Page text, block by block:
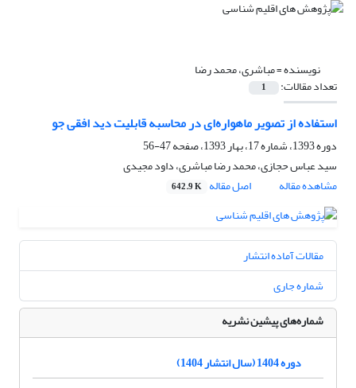
نویسنده =مباشری، محمد رضا
تعداد مقالات: 1
استفاده از تصویر ماهواره‌ای در محاسبه قابلیت دید افقی جو
دوره 1393، شماره 17، بهار 1393، صفحه
47-56
سید عباس حجازی، محمد رضا مباشری، داود مجیدی
مشاهده مقاله
اصل مقاله 642.9 K
مقالات آماده انتشار
شماره جاری
شماره‌های پیشین نشریه
دوره 1404 (سال انتشار 1404)